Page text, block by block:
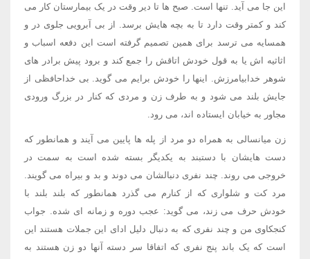
این جا می آید. تنها است. صبح ها تا دیر وقت در یک بیمارستان کار می
کند و کمتر وقت دارد تا به بچه هایش برسد. از بی آبرویی جلوی در و
همسایه می ترسد برای همین تصمیم گرفته است این دفعه اسباب و
اثاثیه اش یا به قول خودش اتاقش را جمع کند و برود پیش برادر های
شوهر خدابیامرزش. اینها را خودش برایم می گوید. بی خداحافظی از
جایش بلند می شود و به طرف زن و مردی که کنار در بزرگ ورودی
مجاور به خیابان ایستاده اند، می رود.
زن میانسالی به همراه دو مرد از پله ها پایین می آیند و همانطور که
دست هایشان با دستبند به یکدیگر بسته شده است به سمت در
خروجی می روند. چند نفری دنبالشان می دوند و بد و بیراه می گویند.
مرد کت و شلواری که از کنارم می گذرد همانطور که بلند بلند با
خودش حرف می زند، می گوید: عجب دوره و زمانه ای شده. جواب
کنجکاوی من و چند نفری که به دنبال دلیل ادای این جملات هستند این
است که یک باند پنج نفری که اتفاقا سر دسته آنها دو زن هستند به